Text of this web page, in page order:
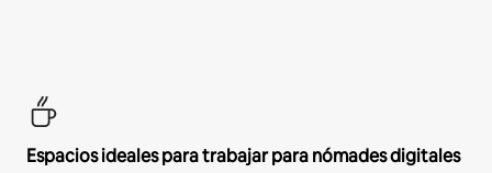
Espacios ideales para trabajar para nómades digitales